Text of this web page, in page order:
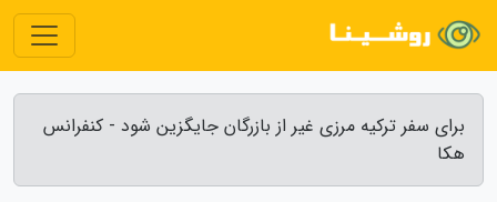
برای سفر ترکیه مرزی غیر از بازرگان جایگزین شود - کنفرانس
هکا